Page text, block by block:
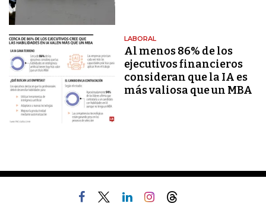
LABORAL
Al menos 86% de los
ejecutivos financieros
consideran que la IA es
más valiosa que un MBA